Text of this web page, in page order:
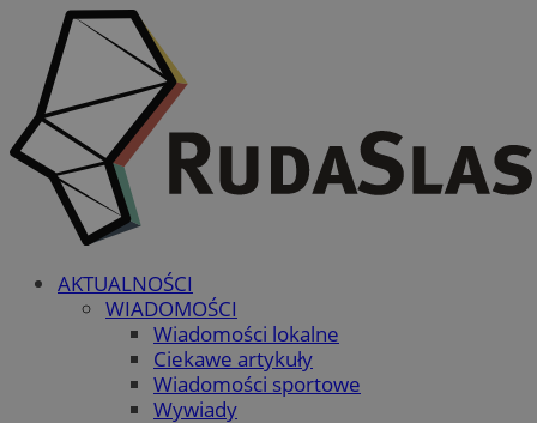
AKTUALNOŚCI
WIADOMOŚCI
Wiadomości lokalne
Ciekawe artykuły
Wiadomości sportowe
Wywiady